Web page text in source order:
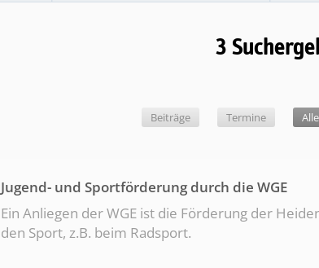
3
Beiträge Termine
Jugend- und Sportförderung durch die WGE
Ein Anliegen der WGE ist die Förderung der
den Sport, z.B. beim Radsport.